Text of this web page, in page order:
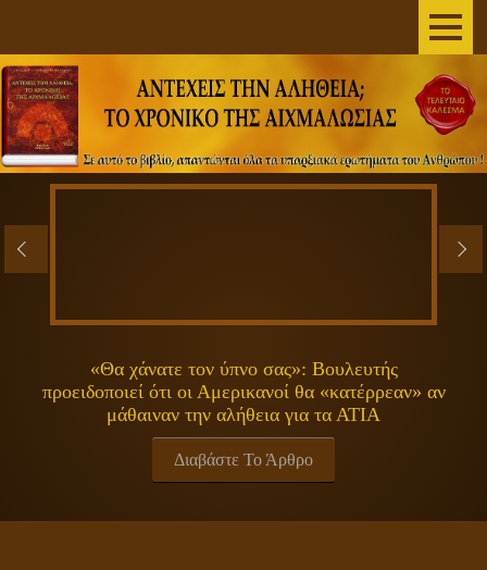
«Θα χάνατε τον ύπνο σας»: Βουλευτής
προειδοποιεί ότι οι Αμερικανοί θα «κατέρρεαν» αν
μάθαιναν την αλήθεια για τα ΑΤΙΑ
Διαβάστε Το Άρθρο
AΡΧΙΚΗ
ΣΥΓΓΡΑΦΕΑΣ
ΠΝΕΥΜΑΤΙΚΟΤΗΤΑ
ΕΚΠΟΜΠΕΣ
ΓΕΝΙΚΑ